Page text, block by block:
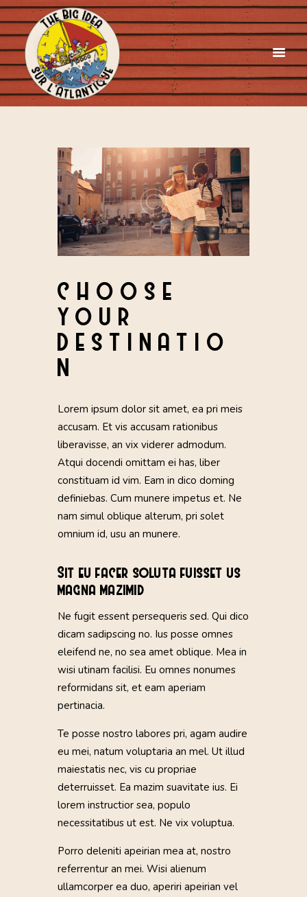
CHOOSE
YOUR
DESTINATIO
N
Lorem ipsum dolor sit amet, ea pri meis
accusam. Et vis accusam rationibus
liberavisse, an vix viderer admodum.
Atqui docendi omittam ei has, liber
constituam id vim. Eam in dico doming
definiebas. Cum munere impetus et. Ne
nam simul oblique alterum, pri solet
omnium id, usu an munere.
Sit eu facer soluta fuisset us
magna mazimid
Ne fugit essent persequeris sed. Qui dico
dicam sadipscing no. Ius posse omnes
eleifend ne, no sea amet oblique. Mea in
wisi utinam facilisi. Eu omnes nonumes
reformidans sit, et eam aperiam
pertinacia.
Te posse nostro labores pri, agam audire
eu mei, natum voluptaria an mel. Ut illud
maiestatis nec, vis cu propriae
deterruisset. Ea mazim suavitate ius. Ei
lorem instructior sea, populo
necessitatibus ut est. Ne vix voluptua.
Porro deleniti apeirian mea at, nostro
referrentur an mei. Wisi alienum
ullamcorper ea duo, aperiri apeirian vel